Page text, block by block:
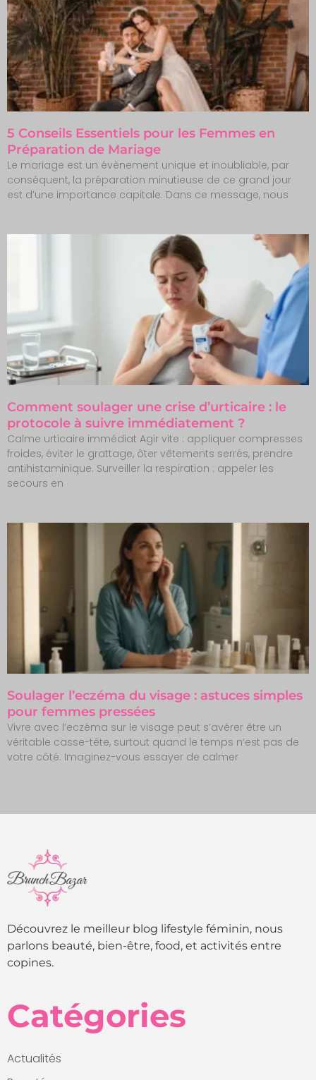
5 Conseils Essentiels pour les Femmes en
Préparation de Mariage
Le mariage est un évènement unique et inoubliable, par
conséquent, la préparation minutieuse de ce grand jour
est d’une importance capitale. Dans ce message, nous
Comment soulager une crise d’urticaire : le
protocole à suivre immédiatement ?
Calme urticaire immédiat Agir vite : appliquer compresses
froides, éviter le grattage, ôter vêtements serrés, prendre
antihistaminique. Surveiller la respiration : appeler les
secours en
Soulager l’eczéma du visage : astuces simples
pour femmes pressées
Vivre avec l’eczéma sur le visage peut s’avérer être un
véritable casse-tête, surtout quand le temps n’est pas de
votre côté. Imaginez-vous essayer de calmer
Découvrez le meilleur blog lifestyle féminin, nous
parlons beauté, bien-être, food, et activités entre
copines.
Catégories
Actualités